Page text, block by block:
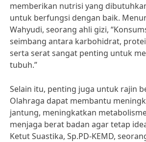
memberikan nutrisi yang
untuk berfungsi dengan baik.
Wahyudi, seorang ahli gizi,
seimbang antara karbohidrat,
serta serat sangat penting untuk
tubuh.”
Selain itu, penting juga untuk rajin
Olahraga dapat membantu
jantung, meningkatkan
menjaga berat badan agar tetap
Ketut Suastika, Sp.PD-KEMD,